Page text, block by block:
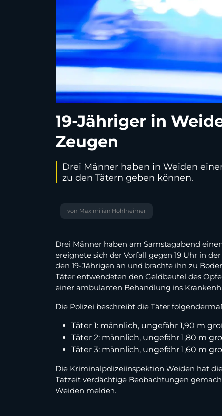
19-Jähriger in
Zeugen
Drei Männer haben in Weiden
zu den Tätern geben können.
von Maximilian Hohlheimer
Drei Männer haben am Samstagabend
ereignete sich der Vorfall gegen 19 Uhr in
den 19-Jährigen an und brachte ihn zu
Täter entwendeten den Geldbeutel des
einer ambulanten Behandlung ins
Die Polizei beschreibt die Täter
Täter 1: männlich, ungefähr 1,90 m
Täter 2: männlich, ungefähr 1,80 m
Täter 3: männlich, ungefähr 1,60 m
Die Kriminalpolizeiinspektion Weiden hat
Tatzeit verdächtige Beobachtungen
Weiden melden.